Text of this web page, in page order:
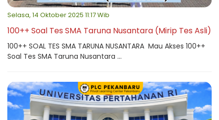
Selasa, 14 Oktober 2025 11:17 Wib
100++ Soal Tes SMA Taruna Nusantara (Mirip Tes Asli)
100++ SOAL TES SMA TARUNA NUSANTARA Mau Akses 100++
Soal Tes SMA Taruna Nusantara ...